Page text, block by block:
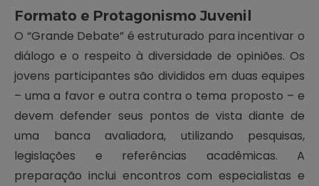
Formato e Protagonismo Juvenil
O “Grande Debate” é estruturado para incentivar o
diálogo e o respeito à diversidade de opiniões. Os
jovens participantes são divididos em duas equipes
– uma a favor e outra contra o tema proposto – e
devem defender seus pontos de vista diante de
uma banca avaliadora, utilizando pesquisas,
legislações e referências acadêmicas. A
preparação inclui encontros com especialistas e